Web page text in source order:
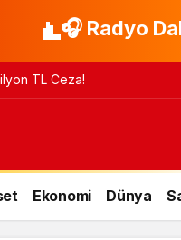
🎧 Radyo
TL Ceza!
Ekonomi Dünya